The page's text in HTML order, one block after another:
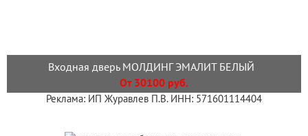
Входная дверь МОЛДИНГ ЭМАЛИТ БЕЛЫЙ
От 30100 руб.
Реклама: ИП Журавлев П.В. ИНН: 571601114404